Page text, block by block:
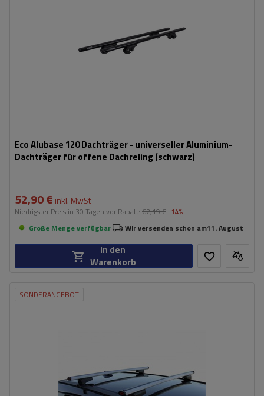
Eco Alubase 120 Dachträger - universeller Aluminium-
Dachträger für offene Dachreling (schwarz)
52,90 € inkl. MwSt
Niedrigster Preis in 30 Tagen vor Rabatt: 62,19 € -14%
Große Menge verfügbar
Wir versenden schon am11. August
In den
Warenkorb
SONDERANGEBOT